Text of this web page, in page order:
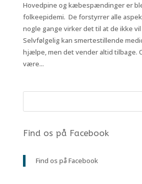
Hovedpine og kæbespændinger er
folkeepidemi. De forstyrrer alle
nogle gange virker det til at de ikke
Selvfølgelig kan smertestillende
hjælpe, men det vender altid tilbage.
være...
Find os på Facebook
Find os på Facebook